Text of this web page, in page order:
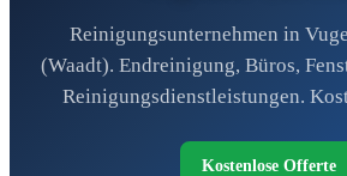
Reinigungsunternehmen in
(Waadt). Endreinigung, Büros,
Reinigungsdienstleistungen.
Kostenlose Offerte